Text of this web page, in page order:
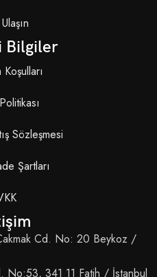
Bilgiler
Koşulları
Sözleşmesi
Şartları
Cd. No: 20 Beykoz /
No:53, 341 11 Fatih / İstanbul